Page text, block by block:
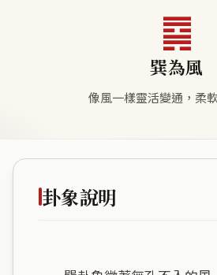
䷸
巽為風
像風一樣靈活變通，柔
卦象說明